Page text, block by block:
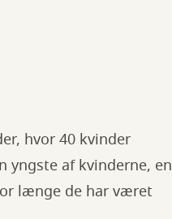
hvor 40 kvinder
yngste af kvinderne, en
længe de har været